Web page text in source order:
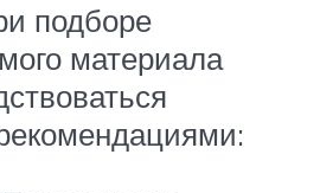
подборе
материала